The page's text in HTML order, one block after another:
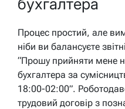
бухгалтера
Процес простий, але
ніби ви балансуєте
“Прошу прийняти мене
бухгалтера за
18:00-02:00”.
трудовий договір з